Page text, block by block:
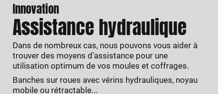
Innovation
Assistance hydraulique
Dans de nombreux cas, nous pouvons vous aider à
trouver des moyens d’assistance pour une
utilisation optimum de vos moules et coffrages.
Banches sur roues avec vérins hydrauliques, noyau
mobile ou rétractable...